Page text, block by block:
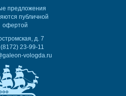
предложения
публичной
офертой
д. 7
23-99-11
vologda.ru